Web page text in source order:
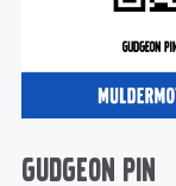
Onderdelen
Motoren
Onderdelen
Service
Motoren
Service en
GUDGEON PIN